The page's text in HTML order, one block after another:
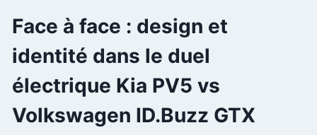
Face à face : design et
identité dans le duel
électrique Kia PV5 vs
Volkswagen ID.Buzz GTX